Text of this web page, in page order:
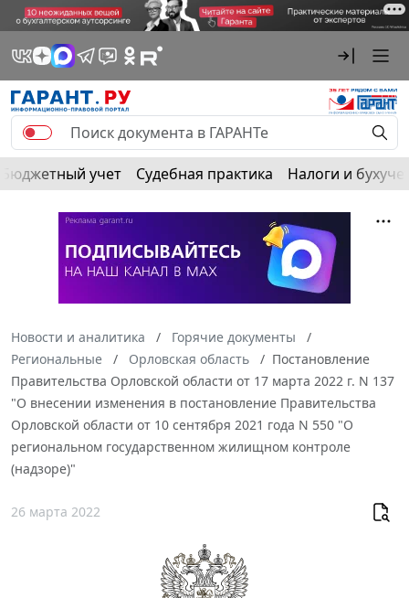
Бюджетный учет Судебная практика Налоги и
Новости и аналитика
Горячие документы
Региональные
Орловская область
Постановление
Правительства Орловской области от 17 марта 2022 г. N 137
"О внесении изменения в постановление Правительства
Орловской области от 10 сентября 2021 года N 550 "О
региональном государственном жилищном контроле
(надзоре)"
26 марта 2022